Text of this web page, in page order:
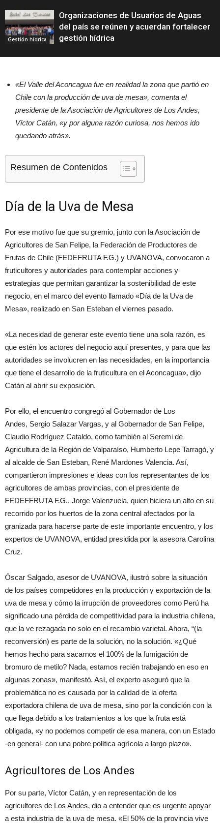
Gestión hídrica
Organizaciones de Usuarios de Aguas
del país se reúnen y acuerdan fortalecer
gestión hídrica
«El Valle del Aconcagua fue en realidad la zona que partió en
Chile con la producción de uva de mesa», comenta el
presidente de la Asociación de Agricultores de Los Andes,
Víctor Catán, «y por alguna razón curiosa, nos hemos ido
quedando atrás».
Resumen de Contenidos
Día de la Uva de Mesa
Por ese motivo fue que su gremio, junto con la Asociación de
Agricultores de San Felipe, la Federación de Productores de
Frutas de Chile (FEDEFRUTA F.G.) y UVANOVA, convocaron a
fruticultores y autoridades para contemplar acciones y
estrategias que permitan garantizar la sostenibilidad de este
negocio, en el marco del evento llamado «Día de la Uva de
Mesa», realizado en San Esteban el viernes pasado.
«La necesidad de generar este evento tiene una sola razón, es
que estén los actores del negocio aquí presentes, y para que las
autoridades se involucren en las necesidades, en la importancia
que tiene el desarrollo de la fruticultura en el Aconcagua», dijo
Catán al abrir su exposición.
Por ello, el encuentro congregó al Gobernador de Los
Andes, Sergio Salazar Vargas, y al Gobernador de San Felipe,
Claudio Rodríguez Cataldo, como también al Seremi de
Agricultura de la Región de Valparaíso, Humberto Lepe Tarragó, y
al alcalde de San Esteban, René Mardones Valencia. Así,
compartieron impresiones e ideas con los representantes de los
agricultores de ambas provincias, con el presidente de
FEDEFFRUTA F.G., Jorge Valenzuela, quien hiciera un alto en su
recorrido por los huertos de la zona central afectados por la
granizada para hacerse parte de este importante encuentro, y los
expertos de UVANOVA, entidad presidida por la asesora Carolina
Cruz.
Óscar Salgado, asesor de UVANOVA, ilustró sobre la situación
de los países competidores en la producción y exportación de la
uva de mesa y cómo la irrupción de proveedores como Perú ha
significado una pérdida de competitividad para la industria chilena,
que la ve rezagada no solo en el recambio varietal. Ahora, “(la
reconversión) es parte de la solución, no la solución. «¿Qué
hemos hecho para sacarnos el 100% de la fumigación de
bromuro de metilo? Nada, estamos recién trabajando en eso en
algunas zonas», manifestó. Así, el experto aseguró que la
problemática no es causada por la calidad de la oferta
exportadora chilena de uva de mesa, sino por la condición con la
que llega debido a los tratamientos a los que la fruta está
obligada, «y no podemos competir de esa manera, con un Estado
-en general- con una pobre política agrícola a largo plazo».
Agricultores de Los Andes
Por su parte, Víctor Catán, y en representación de los
agricultores de Los Andes, dio a entender que es urgente apoyar
a esta industria de la uva de mesa. «El 50% de la provincia vive